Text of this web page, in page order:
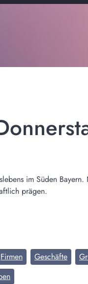
im Süden
prägen.
Firmen Geschäfte